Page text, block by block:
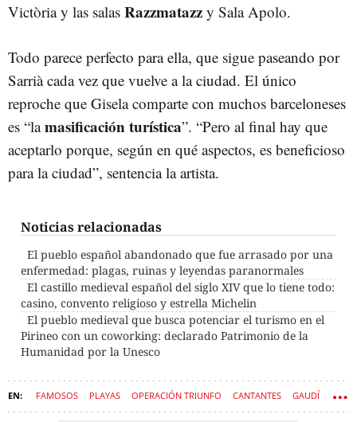
Victòria y las salas Razzmatazz y Sala Apolo.
Todo parece perfecto para ella, que sigue paseando por
Sarrià cada vez que vuelve a la ciudad. El único
reproche que Gisela comparte con muchos barceloneses
es “lamasificación turística”. “Pero al final hay que
aceptarlo porque, según en qué aspectos, es beneficioso
para la ciudad”, sentencia la artista.
Noticias relacionadas
El pueblo español abandonado que fue arrasado por una
enfermedad: plagas, ruinas y leyendas paranormales
El castillo medieval español del siglo XIV que lo tiene todo:
casino, convento religioso y estrella Michelin
El pueblo medieval que busca potenciar el turismo en el
Pirineo con un coworking: declarado Patrimonio de la
Humanidad por la Unesco
FAMOSOS PLAYAS OPERACIÓN TRIUNFO CANTANTES GAUDÍ